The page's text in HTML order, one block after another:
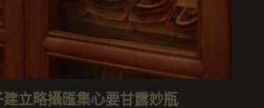
建立略攝匯集心要甘露妙瓶